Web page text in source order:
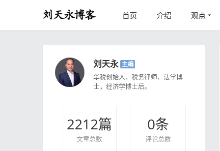
首页 介绍 观点
刘天永 主编
华税创始人，税务律师，法学博
士，经济学博士后。
2212篇
文章总数
0条
评论总数